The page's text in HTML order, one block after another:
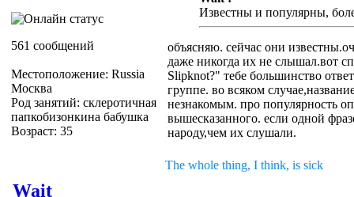
561 сообщений
Местоположение: Russia
Москва
Род занятий: склеротичная
папкобизонкина бабушка
Возраст: 35
Известны и популярны,
объясняю. сейчас они
даже никогда их не слышал.вот
Slipknot?" тебе большинство
группе. во всяком
незнакомым. про популярность
вышесказанного. если одной
народу,чем их слушали.
The whole thing, I think, is sick
Wait